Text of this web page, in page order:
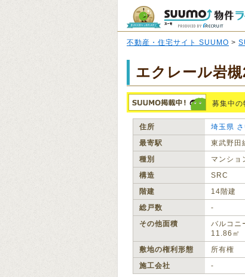
不動産・住宅サイト SUUMO >
エクレール岩
募集中の
住所 埼玉県
最寄駅
東武野田
種別
マンショ
構造
SRC
階建
14階建
総戸数
‐
その他面積
バルコニ
11.86㎡
敷地の権利形態 所有権
施工会社
‐